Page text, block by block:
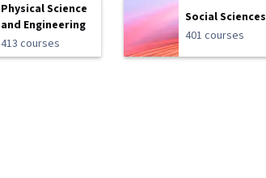
Physical Science
and Engineering
413 courses
Social Sciences
401 courses